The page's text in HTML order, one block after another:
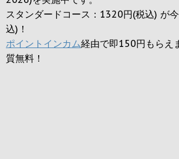
スタンダードコース：1320円(税込) が
込)！
ポイントインカム経由で即150円もらえ
質無料！